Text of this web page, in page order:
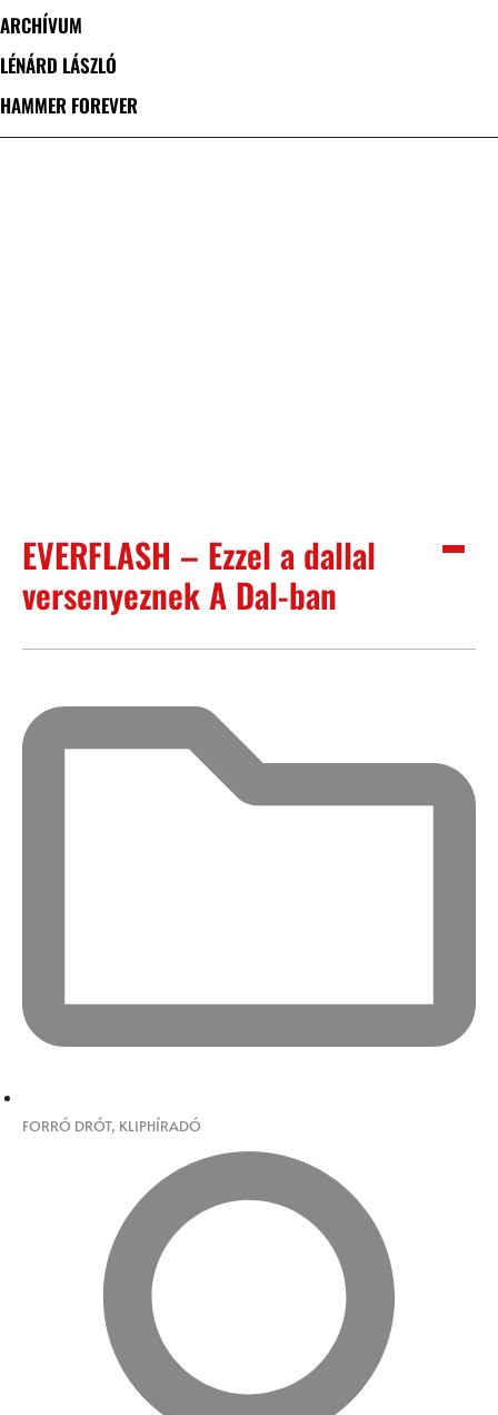
ARCHÍVUM
LÉNÁRD LÁSZLÓ
HAMMER FOREVER
EVERFLASH – Ezzel a dallal
versenyeznek A Dal-ban
FORRÓ DRÓT, KLIPHÍRADÓ